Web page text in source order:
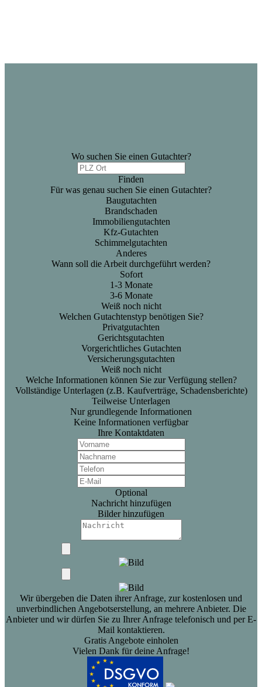
Wo suchen Sie einen Gutachter?
Finden
Für was genau suchen Sie einen Gutachter?
Baugutachten
Brandschaden
Immobiliengutachten
Kfz-Gutachten
Schimmelgutachten
Anderes
Wann soll die Arbeit durchgeführt werden?
Sofort
1-3 Monate
3-6 Monate
Weiß noch nicht
Welchen Gutachtenstyp benötigen Sie?
Privatgutachten
Gerichtsgutachten
Vorgerichtliches Gutachten
Versicherungsgutachten
Weiß noch nicht
Welche Informationen können Sie zur Verfügung stellen?
Vollständige Unterlagen (z.B. Kaufverträge, Schadensberichte)
Teilweise Unterlagen
Nur grundlegende Informationen
Keine Informationen verfügbar
Ihre Kontaktdaten
Optional
Nachricht hinzufügen
Bilder hinzufügen
Wir übergeben die Daten ihrer Anfrage, zur kostenlosen und
unverbindlichen Angebotserstellung, an mehrere Anbieter. Die
Anbieter und wir dürfen Sie zu Ihrer Anfrage telefonisch und per E-
Mail kontaktieren.
Gratis Angebote einholen
Vielen Dank für deine Anfrage!